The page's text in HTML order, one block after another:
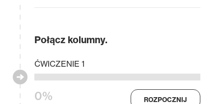
Połącz kolumny.
0%
ĆWICZENIE 1
ROZPOCZNIJ